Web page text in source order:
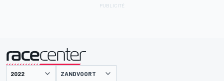
présenté par ZANDVOORT